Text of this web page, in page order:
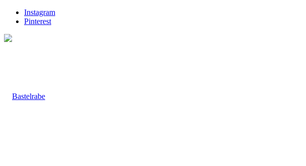
Instagram
Pinterest